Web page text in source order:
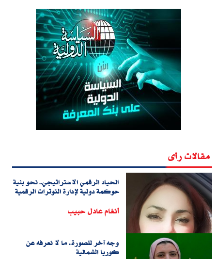
مقالات رأى
الحياد الرقمي الاستراتيجي.. نحو بنية
حوكمة دولية لإدارة التوترات الرقمية
أنغام عادل حبيب
وجه آخر للصورة.. ما لا نعرفه عن
كوريا الشمالية